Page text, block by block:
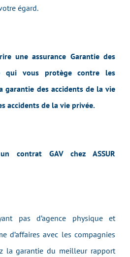
égard.
une assurance Garantie des
qui vous protège contre les
garantie des accidents de la vie
accidents de la vie privée.
contrat GAV chez ASSUR
pas d’agence physique et
d’affaires avec les compagnies
la garantie du meilleur rapport